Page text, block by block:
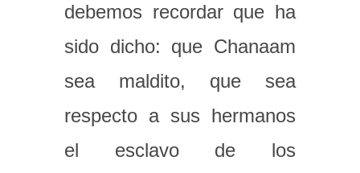
debemos recordar que ha
sido dicho: que Chanaam
sea maldito, que sea
respecto a sus hermanos
el esclavo de los